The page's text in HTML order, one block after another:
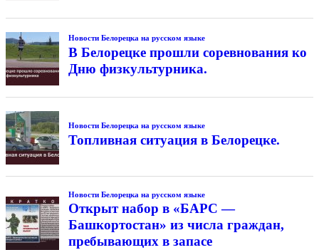
Новости Белорецка на русском языке
В Белорецке прошли соревнования ко
Дню физкультурника.
Новости Белорецка на русском языке
Топливная ситуация в Белорецке.
Новости Белорецка на русском языке
Открыт набор в «БАРС —
Башкортостан» из числа граждан,
пребывающих в запасе